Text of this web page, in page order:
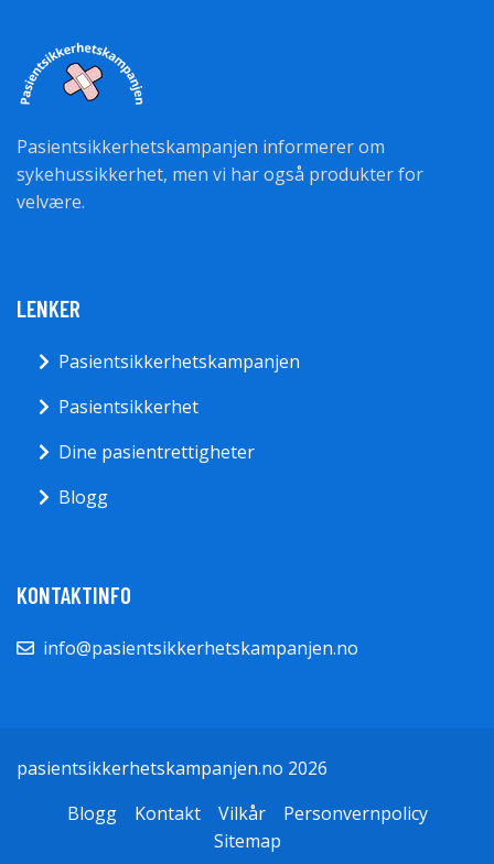
Pasientsikkerhetskampanjen informerer om
sykehussikkerhet, men vi har også produkter for
velvære.
LENKER
Pasientsikkerhetskampanjen
Pasientsikkerhet
Dine pasientrettigheter
Blogg
KONTAKTINFO
info@pasientsikkerhetskampanjen.no
pasientsikkerhetskampanjen.no 2026
Blogg
Kontakt Vilkår
Personvernpolicy
Sitemap